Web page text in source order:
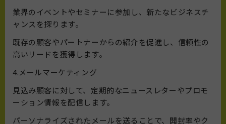
業界のイベントやセミナーに参加し、新たなビジネスチ
ャンスを探ります。
既存の顧客やパートナーからの紹介を促進し、信頼性の
高いリードを獲得します。
4.メールマーケティング
見込み顧客に対して、定期的なニュースレターやプロモ
ーション情報を配信します。
パーソナライズされたメールを送ることで、開封率やク